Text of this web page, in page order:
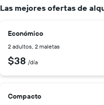
Las mejores ofertas de
Económico
2 adultos, 2 maletas
$38 /día
Compacto